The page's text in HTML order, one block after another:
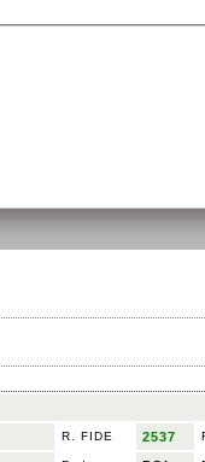
R. FIDE 2537